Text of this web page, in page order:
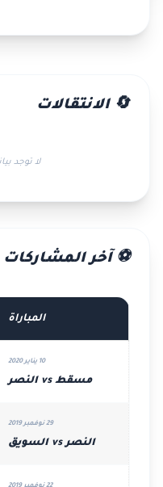
🔄 الانتقالات
لا توجد
⚽ آخر المشاركات
المباراة
10 يناير 2020
مسقط vs النصر
29 نوفمبر 2019
النصر vs السويق